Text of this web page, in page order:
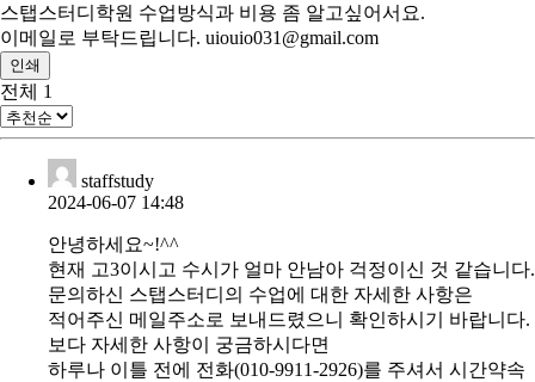
스탭스터디학원 수업방식과 비용 좀 알고싶어서요.
이메일로 부탁드립니다. uiouio031@gmail.com
인쇄
전체 1
staffstudy
2024-06-07 14:48
안녕하세요~!^^
현재 고3이시고 수시가 얼마 안남아 걱정이신 것 같습니다.
문의하신 스탭스터디의 수업에 대한 자세한 사항은
적어주신 메일주소로 보내드렸으니 확인하시기 바랍니다.
보다 자세한 사항이 궁금하시다면
하루나 이틀 전에 전화(010-9911-2926)를 주셔서 시간약속